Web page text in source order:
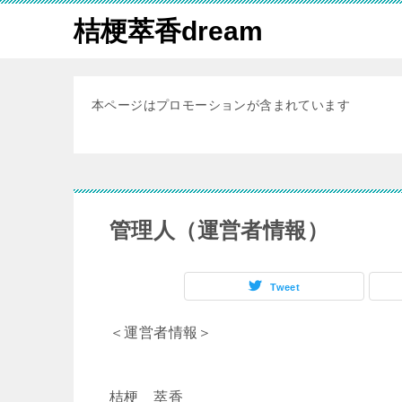
桔梗萃香dream
本ページはプロモーションが含まれています
管理人（運営者情報）
Tweet
＜運営者情報＞
桔梗 萃香